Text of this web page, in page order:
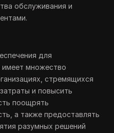
обслуживания и
для
имеет множество
стремящихся
и повысить
поощрять
а также предоставлять
разумных решений